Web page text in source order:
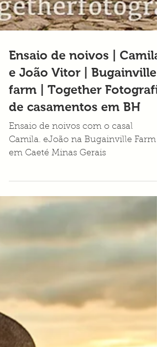
Ensaio de noivos | Camila
e João Vitor | Bugainville
farm | Together
de casamentos em BH
Ensaio de noivos com o casal
em Caeté Minas Gerais